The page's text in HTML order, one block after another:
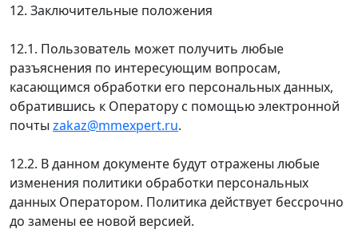
12. Заключительные положения
12.1. Пользователь может получить любые
разъяснения по интересующим вопросам,
касающимся обработки его персональных данных,
обратившись к Оператору с помощью электронной
почты zakaz@mmexpert.ru.
12.2. В данном документе будут отражены любые
изменения политики обработки персональных
данных Оператором. Политика действует бессрочно
до замены ее новой версией.